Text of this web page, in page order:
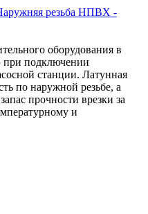
оборудования в
при подключении
станции. Латунная
по наружной резьбе, а
прочности врезки за
и